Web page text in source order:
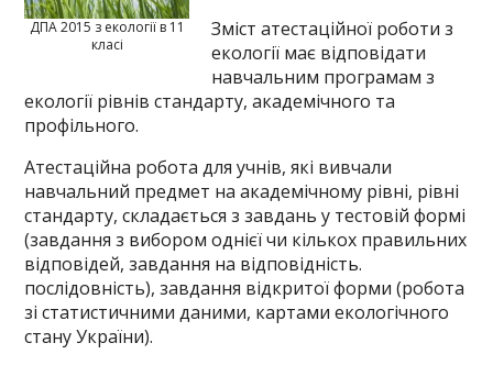
ДПА 2015 з екології в 11
класі
Зміст атестаційної роботи з
екології має відповідати
навчальним програмам з
екології рівнів стандарту, академічного та
профільного.
Атестаційна робота для учнів, які вивчали
навчальний предмет на академічному рівні, рівні
стандарту, складається з завдань у тестовій формі
(завдання з вибором однієї чи кількох правильних
відповідей, завдання на відповідність.
послідовність), завдання відкритої форми (робота
зі статистичними даними, картами екологічного
стану України).